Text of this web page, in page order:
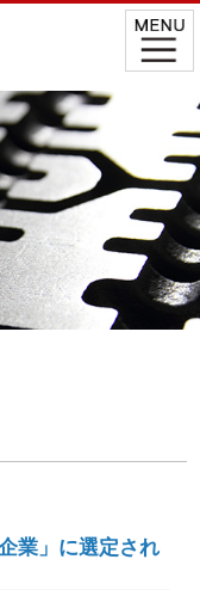
業」に選定され